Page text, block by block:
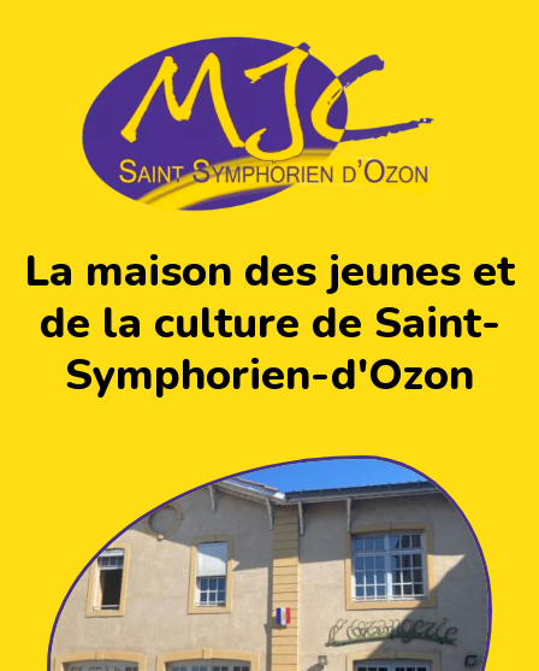
La maison des jeunes et
de la culture de Saint-
Symphorien-d'Ozon